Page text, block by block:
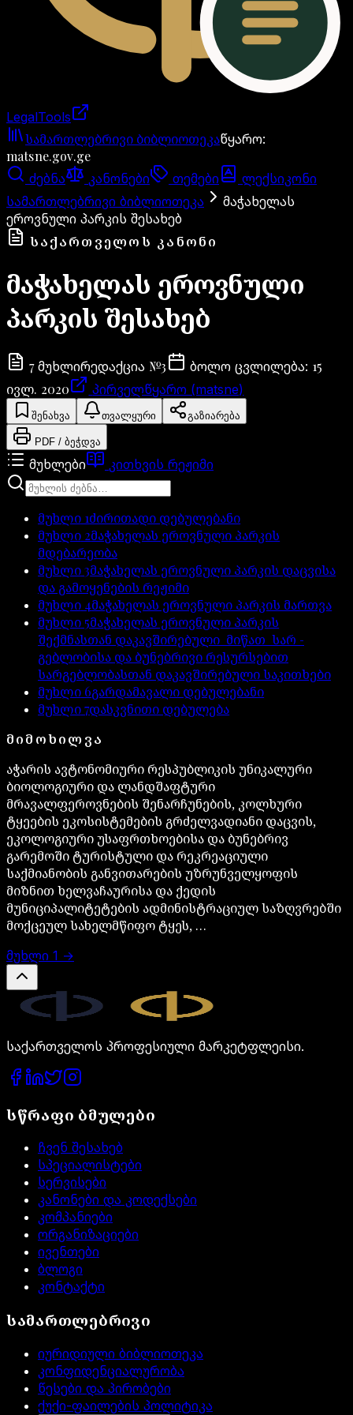
LegalTools
ანგარიში იტვირთება
სამართლებრივი ბიბლიოთეკაწყარო:
matsne.gov.ge
ძებნა კანონები თემები
ლექსიკონი
სამართლებრივი ბიბლიოთეკა
მაჭახელას
ეროვნული პარკის შესახებ
ᲡᲐᲥᲐᲠᲗᲕᲔᲚᲝᲡ ᲙᲐᲜᲝᲜᲘ
მაჭახელას ეროვნული
პარკის შესახებ
7 მუხლირედაქცია №3 ბოლო ცვლილება: 15
ივლ. 2020
პირველწყარო (matsne)
შენახვა თვალყური გაზიარება
PDF / ბეჭდვა
მუხლები კითხვის რეჟიმი
მუხლი 1ძირითადი დებულებანი
მუხლი 2მაჭახელას ეროვნული პარკის
მდებარეობა
მუხლი3მაჭახელას ეროვნული პარკის დაცვისა
და გამოყენების რეჟიმი
მუხლი 4მაჭახელას ეროვნული პარკის მართვა
მუხლი 5მაჭახელას ეროვნული პარკის
შექმნასთან დაკავშირებული მიწათ ­ სარ ­
გებლობისა და ბუნებრივი რესურსებით
სარგებლობასთან დაკავშირებული საკითხები
მუხლი 6გარდამავალი დებულებანი
მუხლი7დასკვნითი დებულება
ᲛᲘᲛᲝᲮᲘᲚᲕᲐ
აჭარის ავტონომიური რესპუბლიკის უნიკალური
ბიოლოგიური და ლანდშაფტური
მრავალფეროვნების შენარჩუნების, კოლხური
ტყეების ეკოსისტემების გრძელვადიანი დაცვის,
ეკოლოგიური უსაფრთხოებისა და ბუნებრივ
გარემოში ტურისტული და რეკრეაციული
საქმიანობის განვითარების უზრუნველყოფის
მიზნით ხელვაჩაურისა და ქედის
მუნიციპალიტეტების ადმინისტრაციულ საზღვრებში
მოქცეულ სახელმწიფო ტყეს, …
მუხლი 1 →
საქართველოს პროფესიული მარკეტფლეისი.
სწრაფი ბმულები
ჩვენ შესახებ
სპეციალისტები
სერვისები
კანონები და კოდექსები
კომპანიები
ორგანიზაციები
ივენთები
ბლოგი
კონტაქტი
სამართლებრივი
იურიდიული ბიბლიოთეკა
კონფიდენციალურობა
წესები და პირობები
ქუქი-ფაილების პოლიტიკა